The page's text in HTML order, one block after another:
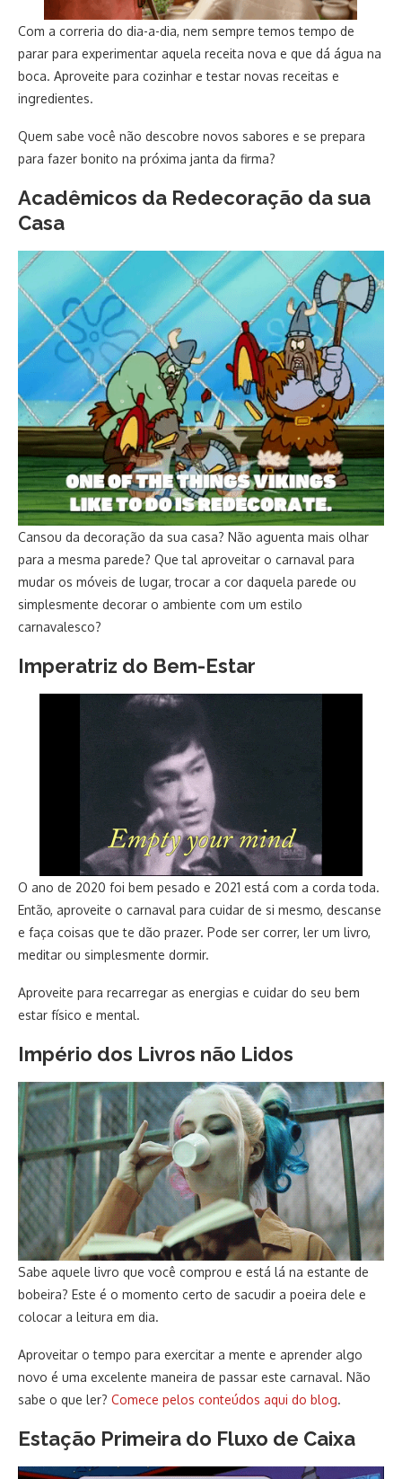
Com a correria do dia-a-dia, nem sempre temos tempo de
parar para experimentar aquela receita nova e que dá água na
boca. Aproveite para cozinhar e testar novas receitas e
ingredientes.
Quem sabe você não descobre novos sabores e se prepara
para fazer bonito na próxima janta da firma?
Acadêmicos da Redecoração da sua
Casa
Cansou da decoração da sua casa? Não aguenta mais olhar
para a mesma parede? Que tal aproveitar o carnaval para
mudar os móveis de lugar, trocar a cor daquela parede ou
simplesmente decorar o ambiente com um estilo
carnavalesco?
Imperatriz do Bem-Estar
O ano de 2020 foi bem pesado e 2021 está com a corda toda.
Então, aproveite o carnaval para cuidar de si mesmo, descanse
e faça coisas que te dão prazer. Pode ser correr, ler um livro,
meditar ou simplesmente dormir.
Aproveite para recarregar as energias e cuidar do seu bem
estar físico e mental.
Império dos Livros não Lidos
Sabe aquele livro que você comprou e está lá na estante de
bobeira? Este é o momento certo de sacudir a poeira dele e
colocar a leitura em dia.
Aproveitar o tempo para exercitar a mente e aprender algo
novo é uma excelente maneira de passar este carnaval. Não
sabe o que ler? Comece pelos conteúdos aqui do blog.
Estação Primeira do Fluxo de Caixa